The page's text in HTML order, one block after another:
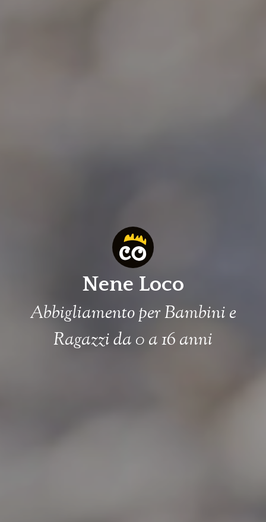
Nene Loco
Abbigliamento per Bambini e
Ragazzi da 0 a 16 anni